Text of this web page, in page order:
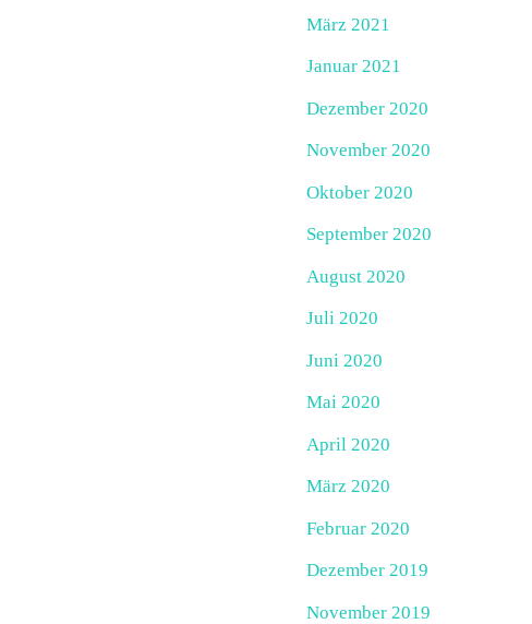
März 2021
Januar 2021
Dezember 2020
November 2020
Oktober 2020
September 2020
August 2020
Juli 2020
Juni 2020
Mai 2020
April 2020
März 2020
Februar 2020
Dezember 2019
November 2019